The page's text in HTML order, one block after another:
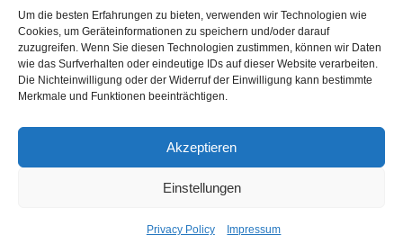
Um die besten Erfahrungen zu bieten, verwenden wir Technologien wie
Cookies, um Geräteinformationen zu speichern und/oder darauf
zuzugreifen. Wenn Sie diesen Technologien zustimmen, können wir Daten
wie das Surfverhalten oder eindeutige IDs auf dieser Website verarbeiten.
Die Nichteinwilligung oder der Widerruf der Einwilligung kann bestimmte
Merkmale und Funktionen beeinträchtigen.
Akzeptieren
Einstellungen
Privacy Policy Impressum
Switzerland
PostFinance
Konto: 60-742493-7
IBAN: CH31 0900 0000 6074 2493 7
BIC: POFICHBEXXX
Contact